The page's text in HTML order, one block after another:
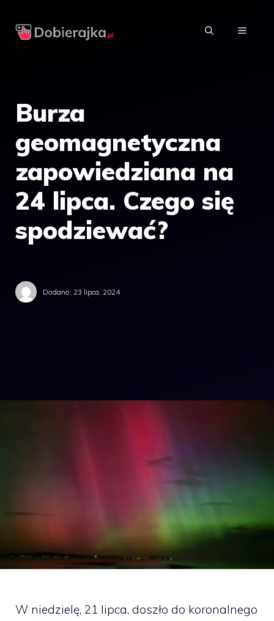
MENU
Burza
geomagnetyczna
zapowiedziana na
24 lipca. Czego się
spodziewać?
Dodano: 23 lipca, 2024
W niedzielę, 21 lipca, doszło do koronalnego